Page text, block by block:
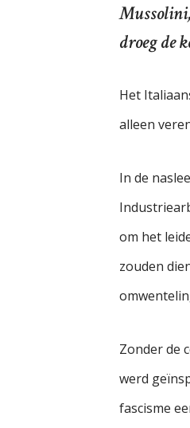
droeg de
Het
alleen
In de
om het
zouden
Zonder de
werd
fascisme